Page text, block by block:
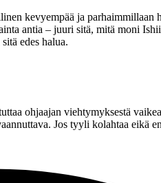
kevyempää ja parhaimmillaan
antia – juuri sitä, mitä moni
edes halua.
ohjaajan viehtymyksestä
Jos tyyli kolahtaa eikä